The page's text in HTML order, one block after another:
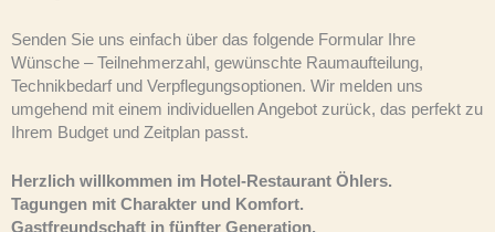
Senden Sie uns einfach über das folgende Formular Ihre
Wünsche – Teilnehmerzahl, gewünschte Raumaufteilung,
Technikbedarf und Verpflegungsoptionen. Wir melden uns
umgehend mit einem individuellen Angebot zurück, das perfekt zu
Ihrem Budget und Zeitplan passt.
Herzlich willkommen im Hotel-Restaurant Öhlers.
Tagungen mit Charakter und Komfort.
Gastfreundschaft in fünfter Generation.